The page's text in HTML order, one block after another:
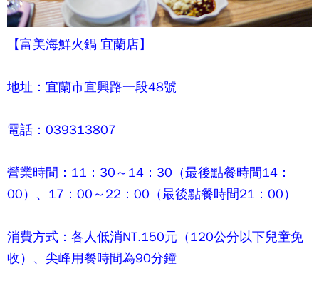
【富美海鮮火鍋 宜蘭店】
地址：宜蘭市宜興路一段48號
電話：039313807
營業時間：11：30～14：30（最後點餐時間14：
00）、17：00～22：00（最後點餐時間21：00）
消費方式：各人低消NT.150元（120公分以下兒童免
收）、尖峰用餐時間為90分鐘